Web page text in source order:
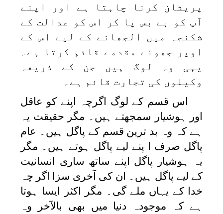
پریشان کرنا چاہتا ہے اور اپنے
آپ کو بے بس پا کر اس کو عدالت کے
شکنجہ میں الجھانے کے لیے اس کے
اوپر جھوٹے مقدمے قائم کرتا ہے۔
یہی وہ لوگ ہیں جن کے ذریعہ
وکیلوں کی تجارت قائم ہے۔
اس قسم کے لوگ اگرچہ اپنے کو عاقل
اور ہوشیار سمجھتے ہیں۔ مگر حقیقت یہ
ہے کہ وہ بد ترین قسم کے پاگل ہیں۔ عام
پاگل صرف ا پنے لیے پاگل ہوتے ہیں۔ مگر
یہ ہوشیار پاگل اپنے ساتھ ساری انسانیت
کے لیے پاگل ہیں۔ ان کی آخری سزا اگر چہ
خدا کے یہاں ملے گی۔ مگر اکثر ایسا ہوتا
ہے کہ موجودہ دنیا میں بھی بالآخر وہ